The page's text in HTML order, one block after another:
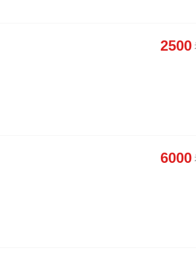
2500
6000